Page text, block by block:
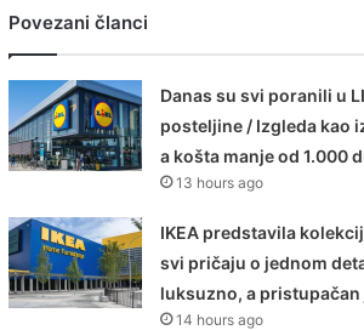
Povezani članci
Danas su svi poranili u
posteljine / Izgleda kao
a košta manje od 1.000
13 hours ago
IKEA predstavila
svi pričaju o jednom
luksuzno, a pristupačan
14 hours ago